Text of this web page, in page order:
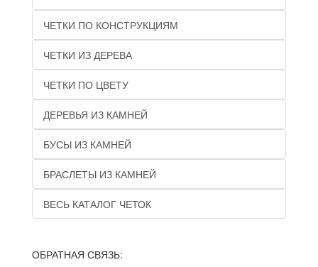
ЧЕТКИ ПО КОНСТРУКЦИЯМ
ЧЕТКИ ИЗ ДЕРЕВА
ЧЕТКИ ПО ЦВЕТУ
ДЕРЕВЬЯ ИЗ КАМНЕЙ
БУСЫ ИЗ КАМНЕЙ
БРАСЛЕТЫ ИЗ КАМНЕЙ
ВЕСЬ КАТАЛОГ ЧЕТОК
ОБРАТНАЯ СВЯЗЬ: